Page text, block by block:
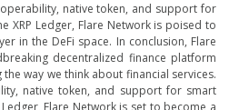
native token, and support for
XRP Ledger, Flare Network is poised to
in the DeFi space. In conclusion, Flare
decentralized finance platform
way we think about financial services.
native token, and support for smart
Flare Network is set to become a